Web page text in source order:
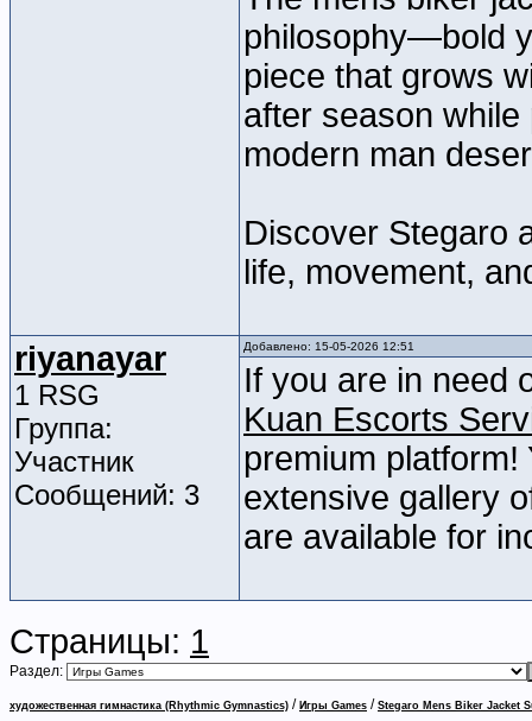
philosophy—bold
piece that grows
after season
modern man
Discover Stegaro
life, movement,
riyanayar
1 RSG
Группа:
Участник
Сообщений: 3
Добавлено: 15-05-2026 12:51
If you are in need
Kuan Escorts
premium
extensive gallery
are available for
Страницы: 1
Раздел:
художественная гимнастика (Rhythmic Gymnastics) / Игры Games / Stegaro Mens Biker Jacket